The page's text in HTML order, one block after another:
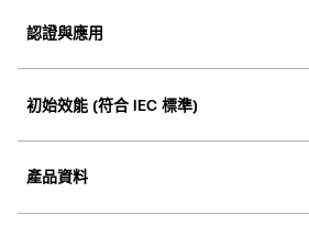
認證與應用
初始效能 (符合 IEC 標準)
產品資料